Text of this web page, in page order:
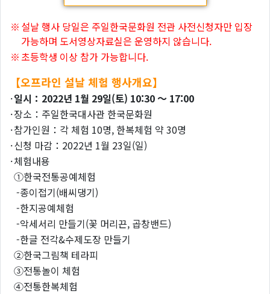
※ 설날 행사 당일은 주일한국문화원 전관 사전신청자만 입장
가능하며 도서영상자료실은 운영하지 않습니다.
※ 초등학생 이상 참가 가능합니다.
【오프라인 설날 체험 행사개요】
·일시：2022년 1월 29일(토) 10:30 ～ 17:00
·장소：주일한국대사관 한국문화원
·참가인원：각 체험 10명, 한복체험 약 30명
·신청 마감：2022년 1월 23일(일)
·체험내용
①한국전통공예체험
-종이접기(배씨댕기)
-한지공예체험
-악세서리 만들기(꽃 머리끈, 곱창밴드)
-한글 전각&수제도장 만들기
②한국그림책 테라피
③전통놀이 체험
④전통한복체험